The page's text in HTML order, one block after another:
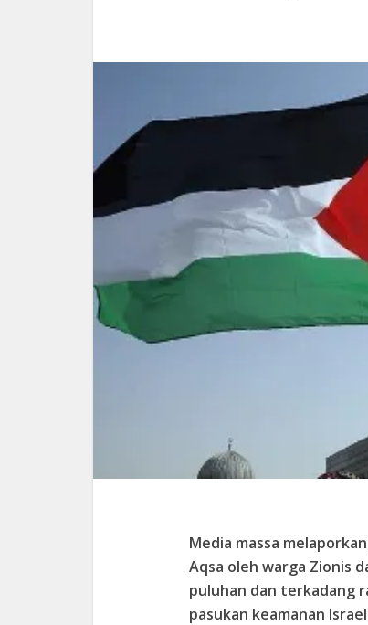
Media massa
Aqsa oleh warga Zionis
puluhan dan terkadang
pasukan keamanan